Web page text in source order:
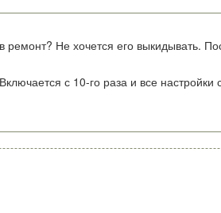
Не хочется его выкидывать.
с 10-го раза и все